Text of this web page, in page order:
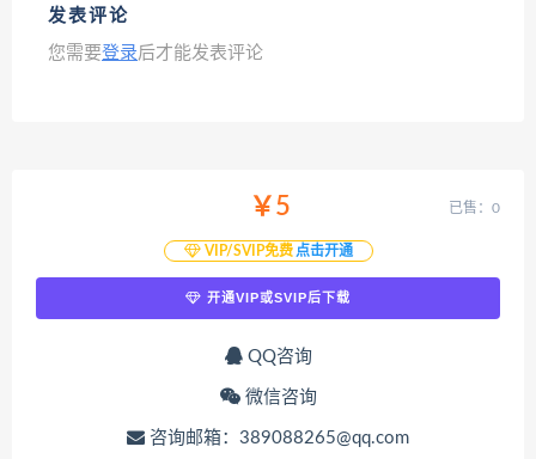
发表评论
您需要登录后才能发表评论
￥5
VIP/SVIP免费 点击开通
已售：0
开通VIP或SVIP后下载
QQ咨询
微信咨询
咨询邮箱：389088265@qq.com